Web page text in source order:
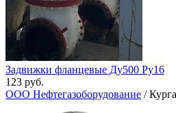
Задвижки фланцевые Ду500 Ру16
123 руб.
ООО Нефтегазоборудование /